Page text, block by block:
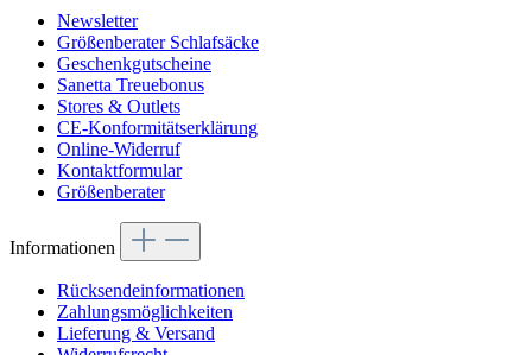
Newsletter
Größenberater Schlafsäcke
Geschenkgutscheine
Sanetta Treuebonus
Stores & Outlets
CE-Konformitätserklärung
Online-Widerruf
Kontaktformular
Größenberater
Informationen
Rücksendeinformationen
Zahlungsmöglichkeiten
Lieferung & Versand